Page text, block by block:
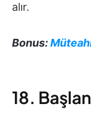
alır.
Bonus:
18.